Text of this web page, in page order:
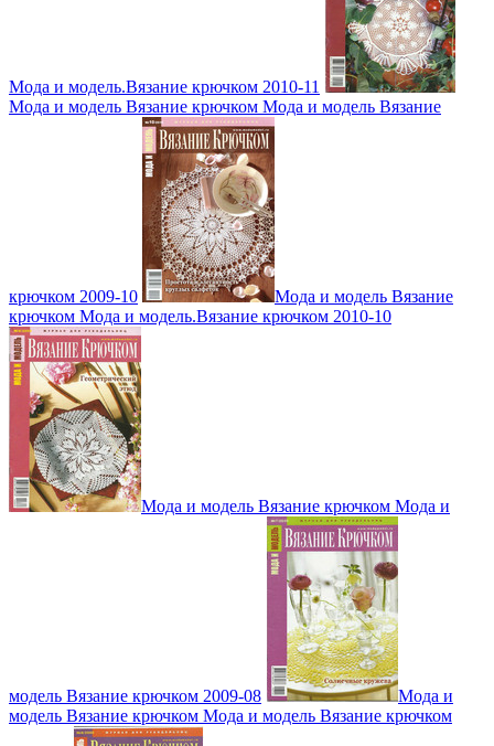
Мода и модель.Вязание крючком 2010-11
Мода и модель Вязание крючком Мода и модель Вязание
крючком 2009-10
Мода и модель Вязание
крючком Мода и модель.Вязание крючком 2010-10
Мода и модель Вязание крючком Мода и
модель Вязание крючком 2009-08
Мода и
модель Вязание крючком Мода и модель Вязание крючком